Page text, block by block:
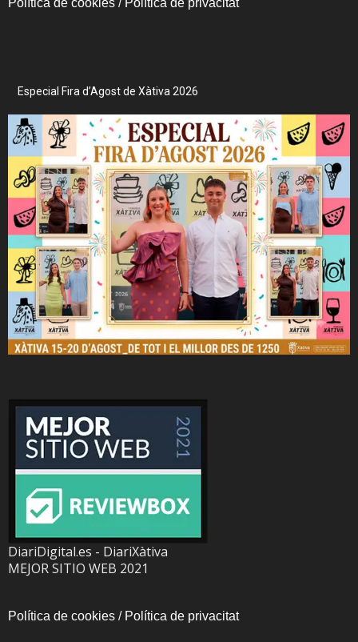
Política de cookies / Política de privacitat
Especial Fira d’Agost de Xàtiva 2026
DiariDigital.es - DiariXàtiva
MEJOR SITIO WEB 2021
Política de cookies / Política de privacitat